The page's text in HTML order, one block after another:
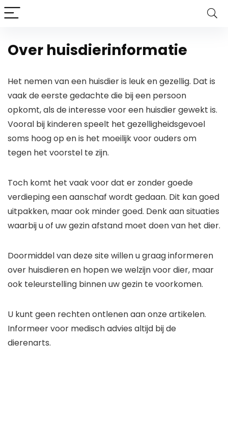
Over huisdierinformatie
Het nemen van een huisdier is leuk en gezellig. Dat is
vaak de eerste gedachte die bij een persoon
opkomt, als de interesse voor een huisdier gewekt is.
Vooral bij kinderen speelt het gezelligheidsgevoel
soms hoog op en is het moeilijk voor ouders om
tegen het voorstel te zijn.
Toch komt het vaak voor dat er zonder goede
verdieping een aanschaf wordt gedaan. Dit kan goed
uitpakken, maar ook minder goed. Denk aan situaties
waarbij u of uw gezin afstand moet doen van het dier.
Doormiddel van deze site willen u graag informeren
over huisdieren en hopen we welzijn voor dier, maar
ook teleurstelling binnen uw gezin te voorkomen.
U kunt geen rechten ontlenen aan onze artikelen.
Informeer voor medisch advies altijd bij de
dierenarts.